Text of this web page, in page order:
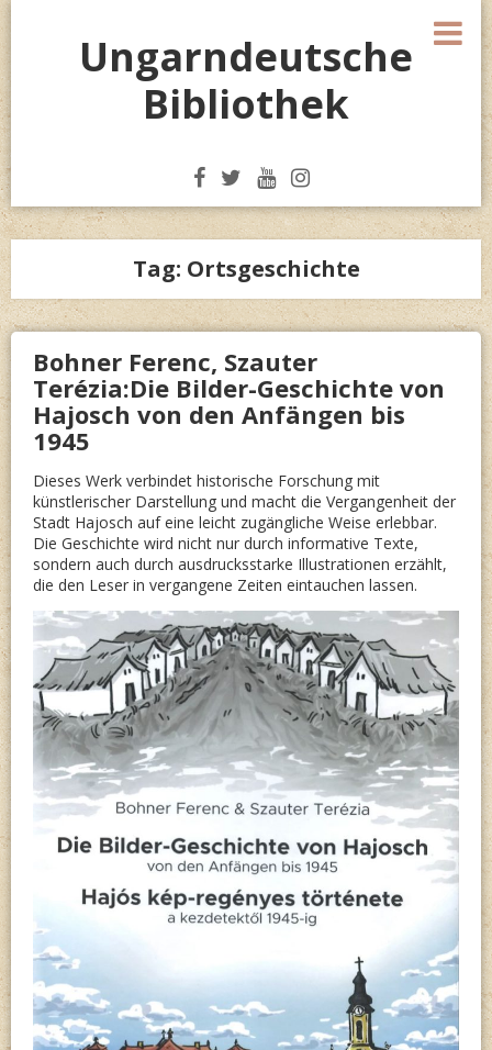
Ungarndeutsche
Bibliothek
Tag: Ortsgeschichte
Bohner Ferenc, Szauter
Terézia:Die Bilder-Geschichte von
Hajosch von den Anfängen bis
1945
Dieses Werk verbindet historische Forschung mit
künstlerischer Darstellung und macht die Vergangenheit der
Stadt Hajosch auf eine leicht zugängliche Weise erlebbar.
Die Geschichte wird nicht nur durch informative Texte,
sondern auch durch ausdrucksstarke Illustrationen erzählt,
die den Leser in vergangene Zeiten eintauchen lassen.